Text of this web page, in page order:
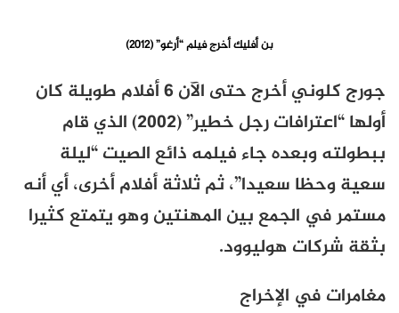
بن أفليك أخرج فيلم “أرغو” (2012)
جورج كلوني أخرج حتى الآن 6 أفلام طويلة كان
أولها “اعترافات رجل خطير” (2002) الذي قام
ببطولته وبعده جاء فيلمه ذائع الصيت “ليلة
سعية وحظا سعيدا”، ثم ثلاثة أفلام أخرى، أي أنه
مستمر في الجمع بين المهنتين وهو يتمتع كثيرا
بثقة شركات هوليوود.
مغامرات في الإخراج